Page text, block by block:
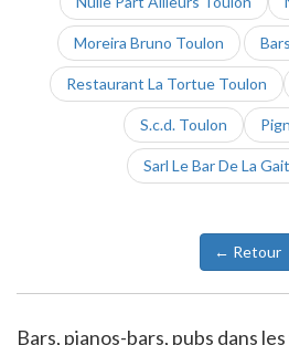
Moreira Bruno Toulon
Restaurant La Tortue Toulon
S.c.d. Toulon
Sarl Le Bar De La
← Retour
Bars, pianos-bars, pubs dans